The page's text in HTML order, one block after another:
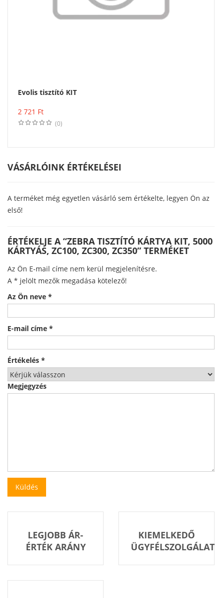
Evolis tisztító KIT
2 721 Ft
(0)
VÁSÁRLÓINK ÉRTÉKELÉSEI
A terméket még egyetlen vásárló sem értékelte, legyen Ön az
első!
ÉRTÉKELJE A “ZEBRA TISZTÍTÓ KÁRTYA KIT, 5000
KÁRTYÁS, ZC100, ZC300, ZC350” TERMÉKET
Az Ön E-mail címe nem kerül megjelenítésre.
A * jelölt mezők megadása kötelező!
Az Ön neve *
E-mail címe *
Értékelés *
Megjegyzés
LEGJOBB ÁR-
ÉRTÉK ARÁNY
KIEMELKEDŐ
ÜGYFÉLSZOLGÁLAT